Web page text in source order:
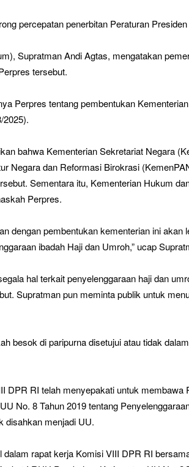
percepatan penerbitan Peraturan
Supratman Andi Agtas, mengatakan
tersebut.
Perpres tentang pembentukan
2025).
bahwa Kementerian Sekretariat Negara
Negara dan Reformasi Birokrasi
Sementara itu, Kementerian Hukum
Perpres.
dengan pembentukan kementerian ini akan
ibadah Haji dan Umroh,” ucap
hal terkait penyelenggaraan haji dan
Supratman pun meminta publik untuk
besok di paripurna disetujui atau tidak
DPR RI telah menyepakati untuk membawa
No. 8 Tahun 2019 tentang
disahkan menjadi UU.
dalam rapat kerja Komisi VIII DPR RI